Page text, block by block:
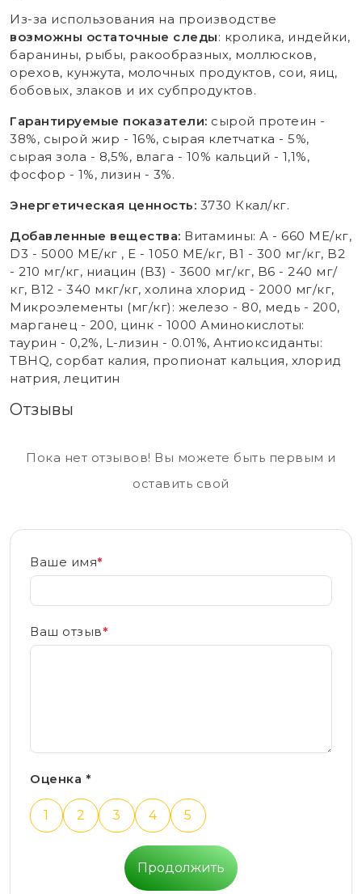
Из-за использования на производстве
возможны остаточные следы: кролика, индейки,
баранины, рыбы, ракообразных, моллюсков,
орехов, кунжута, молочных продуктов, сои, яиц,
бобовых, злаков и их субпродуктов.
Гарантируемые показатели: сырой протеин -
38%, сырой жир - 16%, сырая клетчатка - 5%,
сырая зола - 8,5%, влага - 10% кальций - 1,1%,
фосфор - 1%, лизин - 3%.
Энергетическая ценность: 3730 Ккал/кг.
Добавленные вещества: Витамины: А - 660 МЕ/кг,
D3 - 5000 МЕ/кг , E - 1050 МЕ/кг, B1 - 300 мг/кг, B2
- 210 мг/кг, ниацин (B3) - 3600 мг/кг, B6 - 240 мг/
кг, B12 - 340 мкг/кг, холина хлорид - 2000 мг/кг,
Микроэлементы (мг/кг): железо - 80, медь - 200,
марганец - 200, цинк - 1000 Аминокислоты:
таурин - 0,2%, L-лизин - 0.01%, Антиоксиданты:
TBHQ, сорбат калия, пропионат кальция, хлорид
натрия, лецитин
Отзывы
Пока нет отзывов! Вы можете быть первым и
оставить свой
Ваше имя*
Ваш отзыв*
Оценка *
1 2 3 4 5
Продолжить